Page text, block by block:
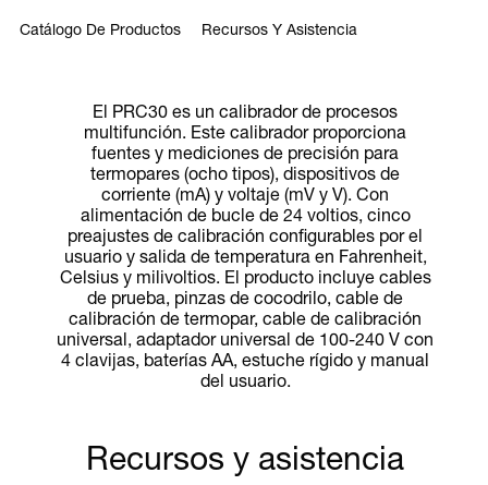
Catálogo De Productos Recursos Y Asistencia
El PRC30 es un calibrador de procesos
multifunción. Este calibrador proporciona
fuentes y mediciones de precisión para
termopares (ocho tipos), dispositivos de
corriente (mA) y voltaje (mV y V). Con
alimentación de bucle de 24 voltios, cinco
preajustes de calibración configurables por el
usuario y salida de temperatura en Fahrenheit,
Celsius y milivoltios. El producto incluye cables
de prueba, pinzas de cocodrilo, cable de
calibración de termopar, cable de calibración
universal, adaptador universal de 100-240 V con
4 clavijas, baterías AA, estuche rígido y manual
del usuario.
Recursos y asistencia